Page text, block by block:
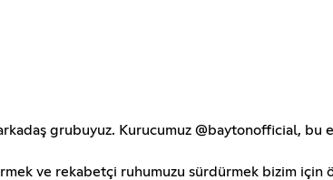
grubuyuz. Kurucumuz @baytonofficial, bu
ve rekabetçi ruhumuzu sürdürmek bizim için